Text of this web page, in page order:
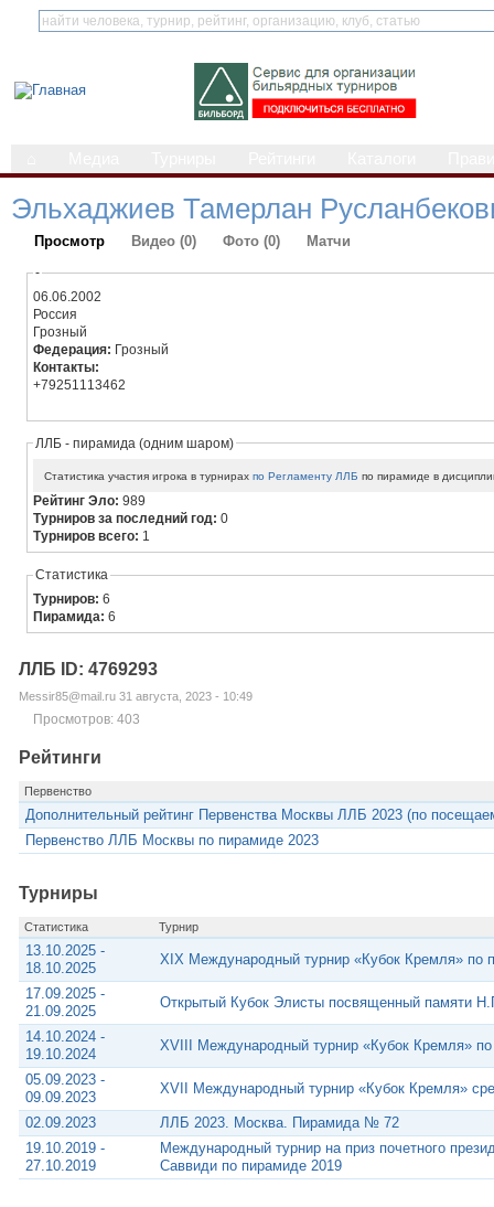
Эльхаджиев Тамерлан
Просмотр Видео (0) Фото (0) Матчи
-
06.06.2002
Россия
Грозный
Федерация: Грозный
Контакты:
+79251113462
ЛЛБ - пирамида (одним шаром)
Статистика участия игрока в турнирахпо Регламенту ЛЛБ по пирамиде в
Рейтинг Эло:989
Турниров за последний год:0
Турниров всего: 1
Статистика
Турниров:6
Пирамида:6
ЛЛБ ID: 4769293
Messir85@mail.ru 31 августа, 2023 - 10:49
Просмотров: 403
Рейтинги
Первенство
Дополнительный рейтинг Первенства Москвы ЛЛБ 2023 (по
Первенство ЛЛБ Москвы по пирамиде 2023
Турниры
Статистика Турнир
13.10.2025 -
18.10.2025
XIX Международный турнир «Кубок Кремля» по
17.09.2025 -
21.09.2025
Открытый Кубок Элисты посвященный памяти
14.10.2024 -
19.10.2024
XVIII Международный турнир «Кубок Кремля»
05.09.2023 -
09.09.2023
XVII Международный турнир «Кубок Кремля»
02.09.2023
ЛЛБ 2023. Москва. Пирамида № 72
19.10.2019 -
27.10.2019
Международный турнир на приз почетного
Саввиди по пирамиде 2019